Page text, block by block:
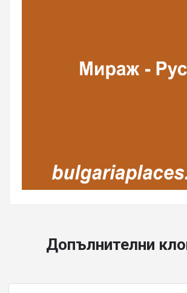
Допълнителни